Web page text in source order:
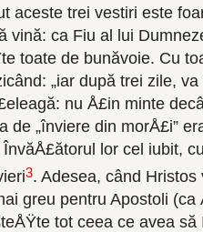
aceste trei vestiri este
vină: ca Fiu al lui
toate de bunăvoie. Cu
„iar după trei zile,
nu Å£in minte
de „înviere din morÅ£i”
lor cel iubit,
3. Adesea, când
greu pentru Apostoli (ca
tot ceea ce avea